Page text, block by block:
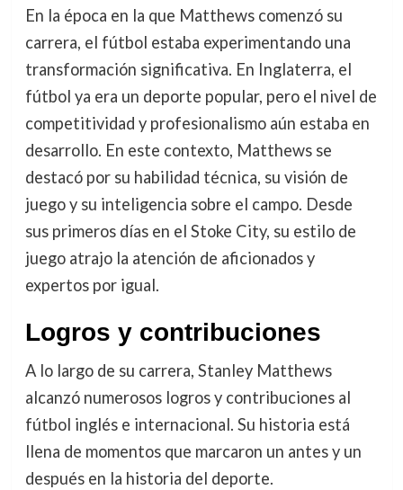
En la época en la que Matthews comenzó su
carrera, el fútbol estaba experimentando una
transformación significativa. En Inglaterra, el
fútbol ya era un deporte popular, pero el nivel de
competitividad y profesionalismo aún estaba en
desarrollo. En este contexto, Matthews se
destacó por su habilidad técnica, su visión de
juego y su inteligencia sobre el campo. Desde
sus primeros días en el Stoke City, su estilo de
juego atrajo la atención de aficionados y
expertos por igual.
Logros y contribuciones
A lo largo de su carrera, Stanley Matthews
alcanzó numerosos logros y contribuciones al
fútbol inglés e internacional. Su historia está
llena de momentos que marcaron un antes y un
después en la historia del deporte.